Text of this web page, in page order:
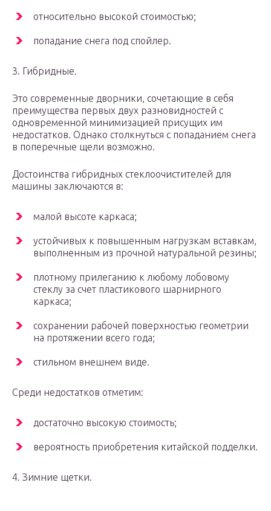
относительно высокой стоимостью;
попадание снега под спойлер.
3. Гибридные.
Это современные дворники, сочетающие в себя
преимущества первых двух разновидностей с
одновременной минимизацией присущих им
недостатков. Однако столкнуться с попаданием снега
в поперечные щели возможно.
Достоинства гибридных стеклоочистителей для
машины заключаются в:
малой высоте каркаса;
устойчивых к повышенным нагрузкам вставкам,
выполненным из прочной натуральной резины;
плотному прилеганию к любому лобовому
стеклу за счет пластикового шарнирного
каркаса;
сохранении рабочей поверхностью геометрии
на протяжении всего года;
стильном внешнем виде.
Среди недостатков отметим:
достаточно высокую стоимость;
вероятность приобретения китайской подделки.
4. Зимние щетки.